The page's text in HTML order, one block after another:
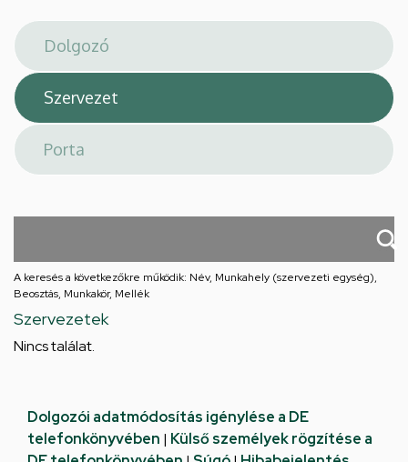
hely
A keresés a következőkre működik: Név, Munkahely (szervezeti egység),
Beosztás, Munkakör, Mellék
Szervezetek
Nincs találat.
Dolgozói adatmódosítás igénylése a DE
telefonkönyvében | Külső személyek rögzítése a